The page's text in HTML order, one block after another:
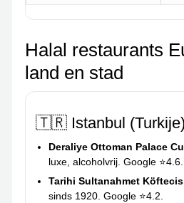
Halal restaurants
land en stad
🇹🇷 Istanbul (Turkije)
Deraliye Ottoman Palace
luxe, alcoholvrij. Google ⭐4.6.
Tarihi Sultanahmet
sinds 1920. Google ⭐4.2.